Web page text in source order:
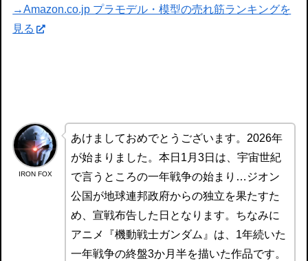
→Amazon.co.jp プラモデル・模型の売れ筋ランキングを
見る
IRON FOX
あけましておめでとうございます。2026年
が始まりました。本日1月3日は、宇宙世紀
で言うところの一年戦争の始まり…ジオン
公国が地球連邦政府からの独立を果たすた
め、宣戦布告した日となります。ちなみに
アニメ『機動戦士ガンダム』は、1年続いた
一年戦争の終盤3か月半を描いた作品です。